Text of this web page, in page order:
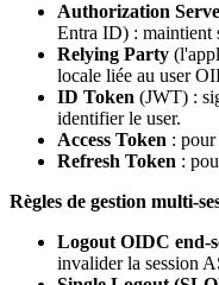
Authorization
Entra ID) : maintient
Relying Party
locale liée au user
ID Token (JWT) :
identifier le user.
Access Token : pour
Refresh Token :
Règles de gestion multi-
Logout OIDC end-
invalider la session